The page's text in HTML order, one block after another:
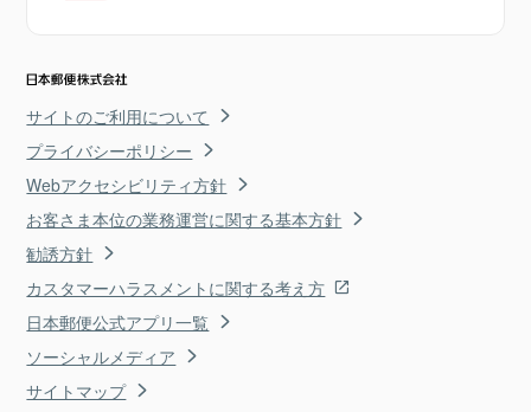
サイトのご利用について
プライバシーポリシー
Webアクセシビリティ方針
お客さま本位の業務運営に関する基本方針
勧誘方針
カスタマーハラスメントに関する考え方
日本郵便公式アプリ一覧
ソーシャルメディア
サイトマップ